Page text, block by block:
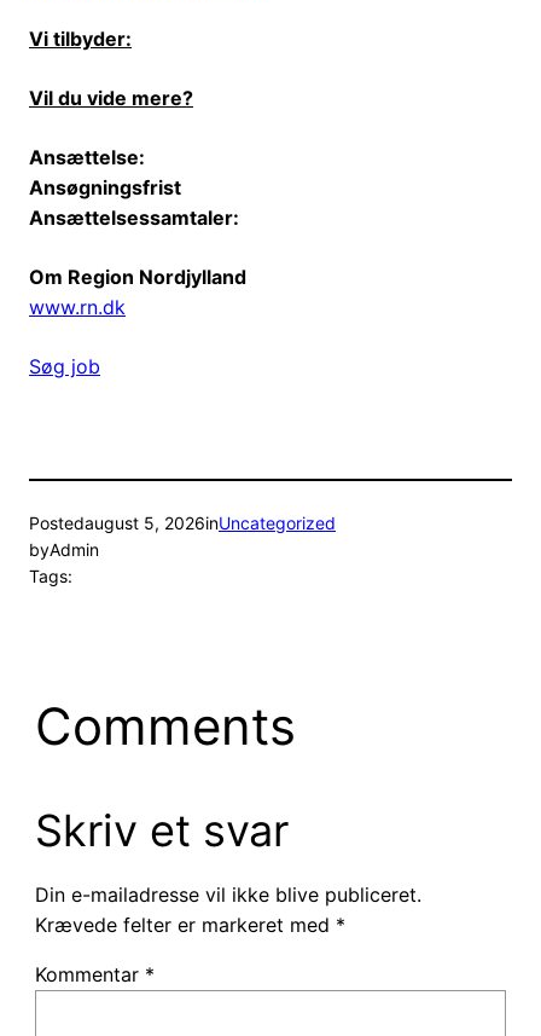
Vi tilbyder:
Vil du vide mere?
Ansættelse:
Ansøgningsfrist
Ansættelsessamtaler:
Om Region Nordjylland
www.rn.dk
Søg job
Postedaugust 5, 2026inUncategorized
byAdmin
Tags:
Comments
Skriv et svar
Din e-mailadresse vil ikke blive publiceret.
Krævede felter er markeret med *
Kommentar *